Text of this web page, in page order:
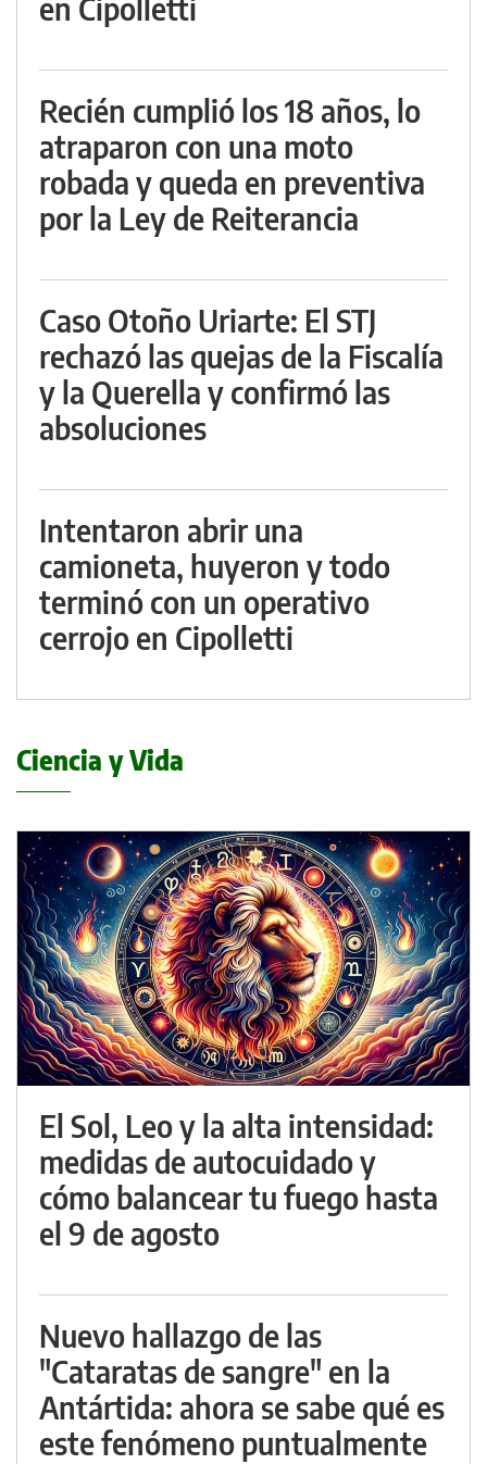
en Cipolletti
Recién cumplió los 18 años, lo
atraparon con una moto
robada y queda en preventiva
por la Ley de Reiterancia
Caso Otoño Uriarte: El STJ
rechazó las quejas de la Fiscalía
y la Querella y confirmó las
absoluciones
Intentaron abrir una
camioneta, huyeron y todo
terminó con un operativo
cerrojo en Cipolletti
Ciencia y Vida
El Sol, Leo y la alta intensidad:
medidas de autocuidado y
cómo balancear tu fuego hasta
el 9 de agosto
Nuevo hallazgo de las
"Cataratas de sangre" en la
Antártida: ahora se sabe qué es
este fenómeno puntualmente